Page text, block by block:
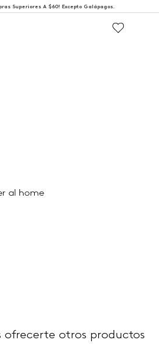
Superiores A $60! Excepto Galápagos.
al home
ofrecerte otros productos